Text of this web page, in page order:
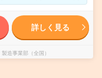
詳しく見る
造事業部（全国）